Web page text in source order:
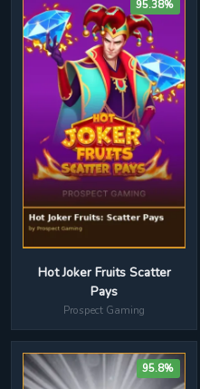
95.38%
Hot Joker Fruits Scatter
Pays
Prospect Gaming
95.8%